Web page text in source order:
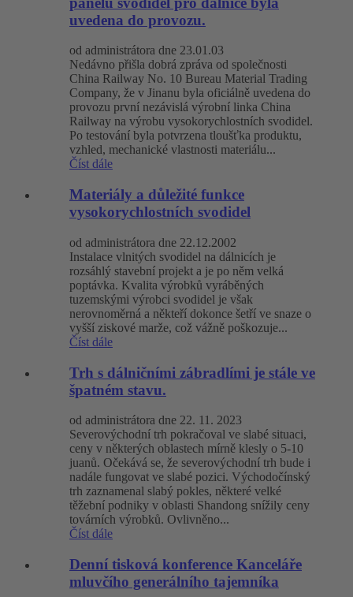
uvedena do provozu.
od administrátora dne 23.01.03
Nedávno přišla dobrá zpráva od společnosti
China Railway No. 10 Bureau Material Trading
Company, že v Jinanu byla oficiálně uvedena do
provozu první nezávislá výrobní linka China
Railway na výrobu vysokorychlostních svodidel.
Po testování byla potvrzena tloušťka produktu,
vzhled, mechanické vlastnosti materiálu...
Číst dále
Materiály a důležité funkce
vysokorychlostních svodidel
od administrátora dne 22.12.2002
Instalace vlnitých svodidel na dálnicích je
rozsáhlý stavební projekt a je po něm velká
poptávka. Kvalita výrobků vyráběných
tuzemskými výrobci svodidel je však
nerovnoměrná a někteří dokonce šetří ve snaze o
vyšší ziskové marže, což vážně poškozuje...
Číst dále
Trh s dálničními zábradlími je stále ve
špatném stavu.
od administrátora dne 22. 11. 2023
Severovýchodní trh pokračoval ve slabé situaci,
ceny v některých oblastech mírně klesly o 5-10
juanů. Očekává se, že severovýchodní trh bude i
nadále fungovat ve slabé pozici. Východočínský
trh zaznamenal slabý pokles, některé velké
těžební podniky v oblasti Shandong snížily ceny
továrních výrobků. Ovlivněno...
Číst dále
Denní tisková konference Kanceláře
mluvčího generálního tajemníka